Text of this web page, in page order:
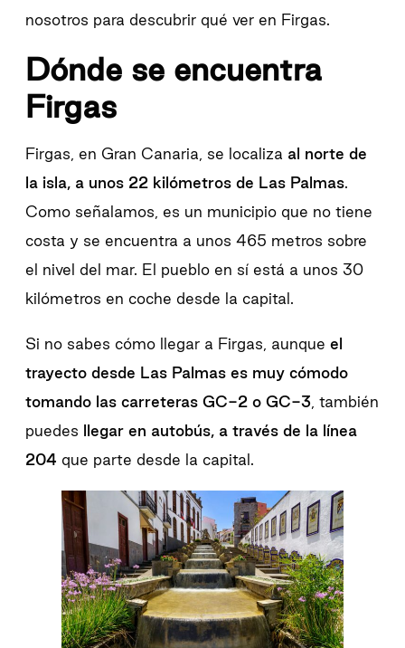
nosotros para descubrir qué ver en Firgas.
Dónde se encuentra
Firgas
Firgas, en Gran Canaria, se localiza al norte de
la isla, a unos 22 kilómetros de Las Palmas.
Como señalamos, es un municipio que no tiene
costa y se encuentra a unos 465 metros sobre
el nivel del mar. El pueblo en sí está a unos 30
kilómetros en coche desde la capital.
Si no sabes cómo llegar a Firgas, aunque el
trayecto desde Las Palmas es muy cómodo
tomando las carreteras GC-2 o GC-3, también
puedes llegar en autobús, a través de la línea
204 que parte desde la capital.